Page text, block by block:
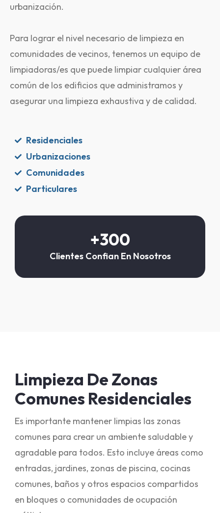
urbanización.
Para lograr el nivel necesario de limpieza en
comunidades de vecinos, tenemos un equipo de
limpiadoras/es que puede limpiar cualquier área
común de los edificios que administramos y
asegurar una limpieza exhaustiva y de calidad.
Residenciales
Urbanizaciones
Comunidades
Particulares
Clientes Confian En Nosotros
+300
Limpieza De Zonas
Comunes Residenciales
Es importante mantener limpias las zonas
comunes para crear un ambiente saludable y
agradable para todos. Esto incluye áreas como
entradas, jardines, zonas de piscina, cocinas
comunes, baños y otros espacios compartidos
en bloques o comunidades de ocupación